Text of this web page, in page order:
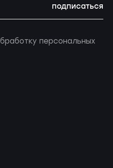
подписаться
персональных